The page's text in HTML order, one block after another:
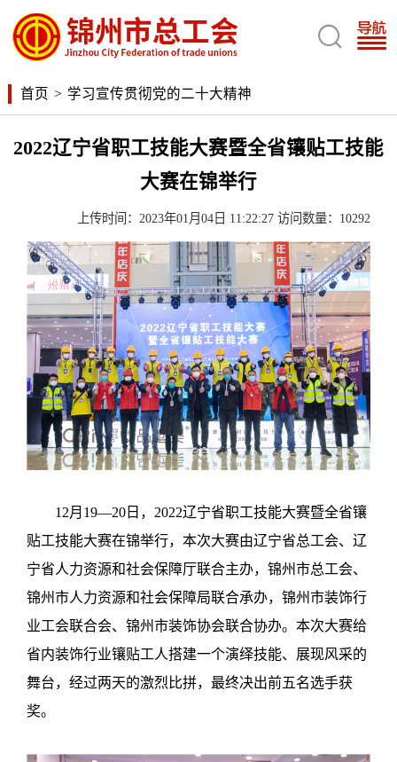

首页 > 学习宣传贯彻党的二十大精神
2022辽宁省职工技能大赛暨全省镶贴工技能
大赛在锦举行
上传时间：2023年01月04日 11:22:27 访问数量：10292
12月 19—20 日，2022辽宁省职工技能大赛暨全省镶
贴工技能大赛在锦举行，本次大赛由辽宁省总工会、辽
宁省人力资源和社会保障厅联合主办，锦州市总工会、
锦州市人力资源和社会保障局联合承办，锦州市装饰行
业工会联合会、锦州市装饰协会联合协办。本次大赛给
省内装饰行业镶贴工人搭建一个演绎技能、展现风采的
舞台，经过两天的激烈比拼，最终决出前五名选手获
奖。